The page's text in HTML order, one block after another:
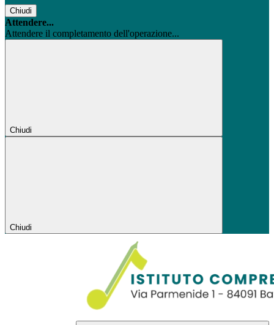
Chiudi
Attendere...
Attendere il completamento dell'operazione...
Chiudi
Chiudi